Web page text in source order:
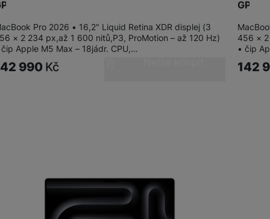
48GB/2TB/S
Pro 2026 • 16,2" Liquid Retina XDR displej (3
× 2 234 px,až 1 600 nitů,P3, ProMotion – až 120 Hz)
čip Apple M5 Max – 18jádr. CPU,…
990 Kč
GPU/
456 ×
• čip
142